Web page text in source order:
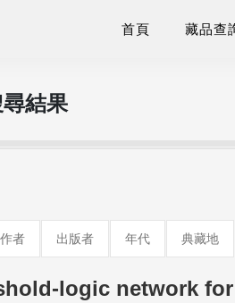
首頁 藏品查
結果
者 出版者 年代 典藏地
logic network